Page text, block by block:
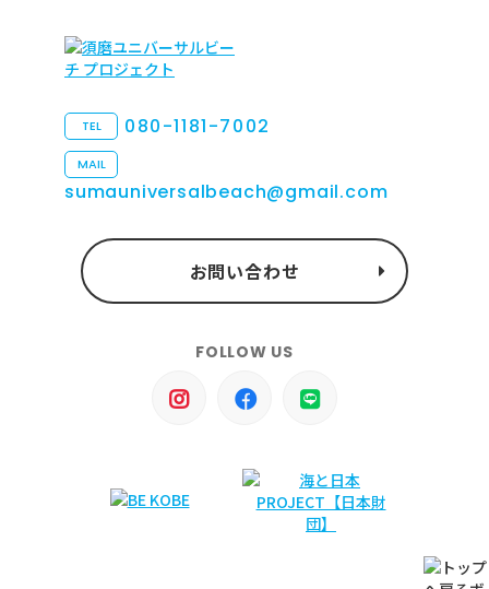
TEL 080-1181-7002
MAIL
sumauniversalbeach@gmail.com
お問い合わせ
FOLLOW US